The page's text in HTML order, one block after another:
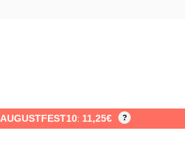
AUGUSTFEST10: 11,25€ ?